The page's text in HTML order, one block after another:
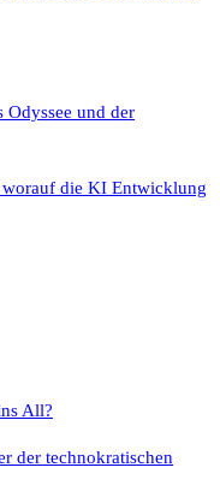
Odyssee und der
die KI Entwicklung
All?
der technokratischen